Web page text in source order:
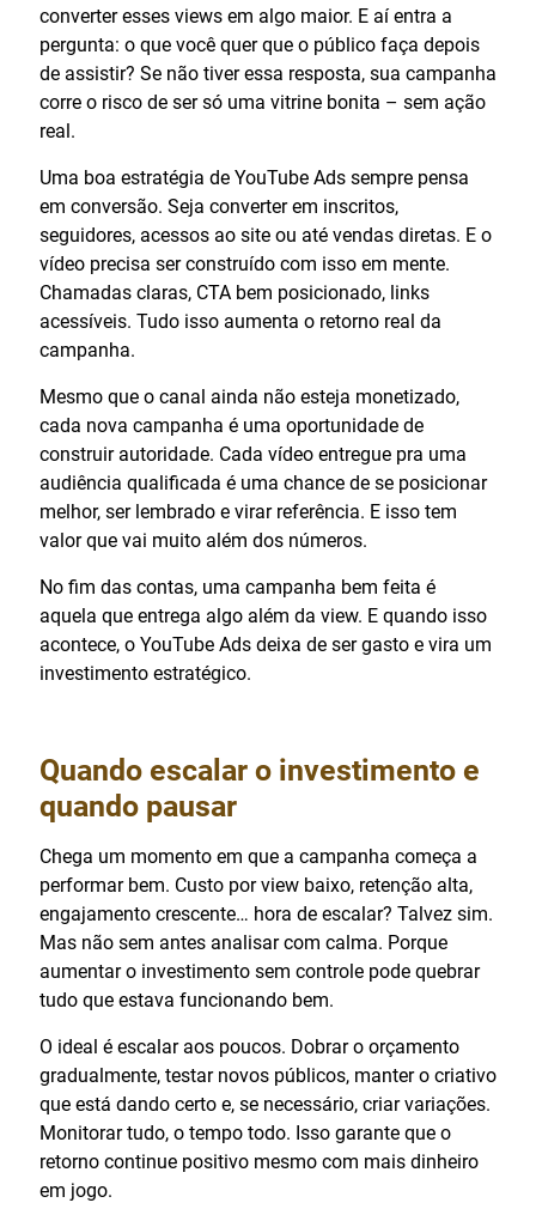
converter esses views em algo maior. E aí entra a
pergunta: o que você quer que o público faça depois
de assistir? Se não tiver essa resposta, sua campanha
corre o risco de ser só uma vitrine bonita – sem ação
real.
Uma boa estratégia de YouTube Ads sempre pensa
em conversão. Seja converter em inscritos,
seguidores, acessos ao site ou até vendas diretas. E o
vídeo precisa ser construído com isso em mente.
Chamadas claras, CTA bem posicionado, links
acessíveis. Tudo isso aumenta o retorno real da
campanha.
Mesmo que o canal ainda não esteja monetizado,
cada nova campanha é uma oportunidade de
construir autoridade. Cada vídeo entregue pra uma
audiência qualificada é uma chance de se posicionar
melhor, ser lembrado e virar referência. E isso tem
valor que vai muito além dos números.
No fim das contas, uma campanha bem feita é
aquela que entrega algo além da view. E quando isso
acontece, o YouTube Ads deixa de ser gasto e vira um
investimento estratégico.
Quando escalar o investimento e
quando pausar
Chega um momento em que a campanha começa a
performar bem. Custo por view baixo, retenção alta,
engajamento crescente… hora de escalar? Talvez sim.
Mas não sem antes analisar com calma. Porque
aumentar o investimento sem controle pode quebrar
tudo que estava funcionando bem.
O ideal é escalar aos poucos. Dobrar o orçamento
gradualmente, testar novos públicos, manter o criativo
que está dando certo e, se necessário, criar variações.
Monitorar tudo, o tempo todo. Isso garante que o
retorno continue positivo mesmo com mais dinheiro
em jogo.